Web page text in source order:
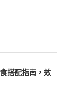
搭配指南，效